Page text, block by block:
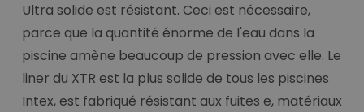
Ultra solide est résistant. Ceci est nécessaire,
parce que la quantité énorme de l'eau dans la
piscine amène beaucoup de pression avec elle. Le
liner du XTR est la plus solide de tous les piscines
Intex, est fabriqué résistant aux fuites e, matériaux